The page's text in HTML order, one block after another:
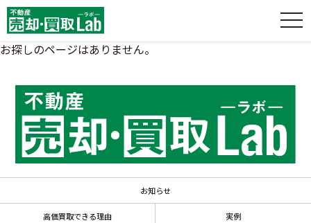
お探しのページはありません。
お知らせ
高価買取できる理由 実例